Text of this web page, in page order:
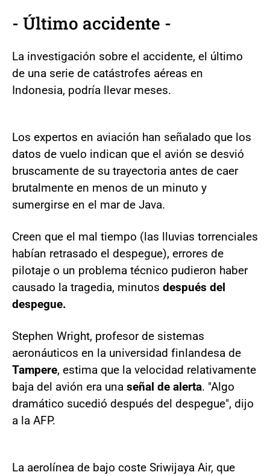
- Último accidente -
La investigación sobre el accidente, el último
de una serie de catástrofes aéreas en
Indonesia, podría llevar meses.
Los expertos en aviación han señalado que los
datos de vuelo indican que el avión se desvió
bruscamente de su trayectoria antes de caer
brutalmente en menos de un minuto y
sumergirse en el mar de Java.
Creen que el mal tiempo (las lluvias torrenciales
habían retrasado el despegue), errores de
pilotaje o un problema técnico pudieron haber
causado la tragedia, minutos después del
despegue.
Stephen Wright, profesor de sistemas
aeronáuticos en la universidad finlandesa de
Tampere, estima que la velocidad relativamente
baja del avión era una señal de alerta. "Algo
dramático sucedió después del despegue", dijo
a la AFP.
La aerolínea de bajo coste Sriwijaya Air, que